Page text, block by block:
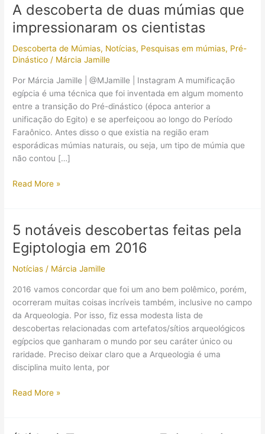
A descoberta de duas múmias que
impressionaram os cientistas
Descoberta de Múmias, Notícias, Pesquisas em múmias, Pré-
Dinástico / Márcia Jamille
Por Márcia Jamille | @MJamille | Instagram A mumificação
egípcia é uma técnica que foi inventada em algum momento
entre a transição do Pré-dinástico (época anterior a
unificação do Egito) e se aperfeiçoou ao longo do Período
Faraônico. Antes disso o que existia na região eram
esporádicas múmias naturais, ou seja, um tipo de múmia que
não contou […]
A
múmias
que
os
cientistas
Read More »
5 notáveis descobertas feitas pela
Egiptologia em 2016
Notícias / Márcia Jamille
2016 vamos concordar que foi um ano bem polêmico, porém,
ocorreram muitas coisas incríveis também, inclusive no campo
da Arqueologia. Por isso, fiz essa modesta lista de
descobertas relacionadas com artefatos/sítios arqueológicos
egípcios que ganharam o mundo por seu caráter único ou
raridade. Preciso deixar claro que a Arqueologia é uma
disciplina muito lenta, por
5
feitas
Read More »